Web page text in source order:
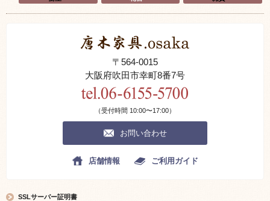
〒564-0015
大阪府吹田市幸町8番7号
（受付時間 10:00〜17:00）
お問い合わせ
店舗情報 ご利用ガイド
SSLサーバー証明書